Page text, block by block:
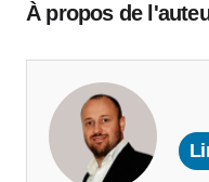
À propos de